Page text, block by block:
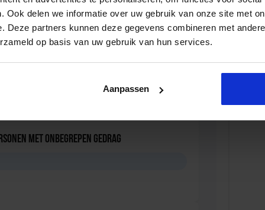
Ook delen we informatie over uw gebruik van onze site met
Deze partners kunnen deze gegevens combineren met
op basis van uw gebruik van hun services.
Aanpassen
nazorg ex-gedetineerden
met onbegrepen gedrag